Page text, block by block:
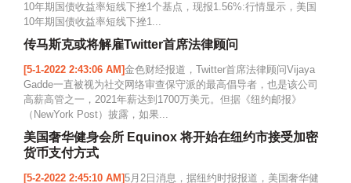
10年期国债收益率短线下挫1个基点，现报1.56%:行情显示，美国
10年期国债收益率短线下挫1...
传马斯克或将解雇Twitter首席法律顾问
[5-1-2022 2:43:06 AM]金色财经报道，Twitter首席法律顾问Vijaya
Gadde一直被视为社交网络审查保守派的最高倡导者，也是该公司
高薪高管之一，2021年薪达到1700万美元。但据《纽约邮报》
（NewYork Post）披露，如果...
美国奢华健身会所 Equinox 将开始在纽约市接受加密
货币支付方式
[5-2-2022 2:45:10 AM]5月2日消息，据纽约时报报道，美国奢华健